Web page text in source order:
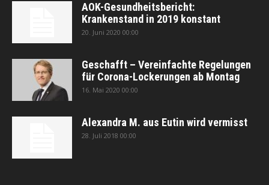
AOK-Gesundheitsbericht:
Krankenstand in 2019 konstant
20. Juni 2020 00:00
Geschafft – Vereinfachte Regelungen
für Corona-Lockerungen ab Montag
16. Mai 2020 00:00
Alexandra M. aus Eutin wird vermisst
28. Juli 2018 00:00